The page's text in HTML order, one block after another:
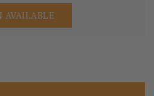
AVAILABLE